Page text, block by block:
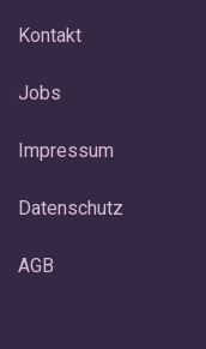
Kontakt
Jobs
Impressum
Datenschutz
AGB